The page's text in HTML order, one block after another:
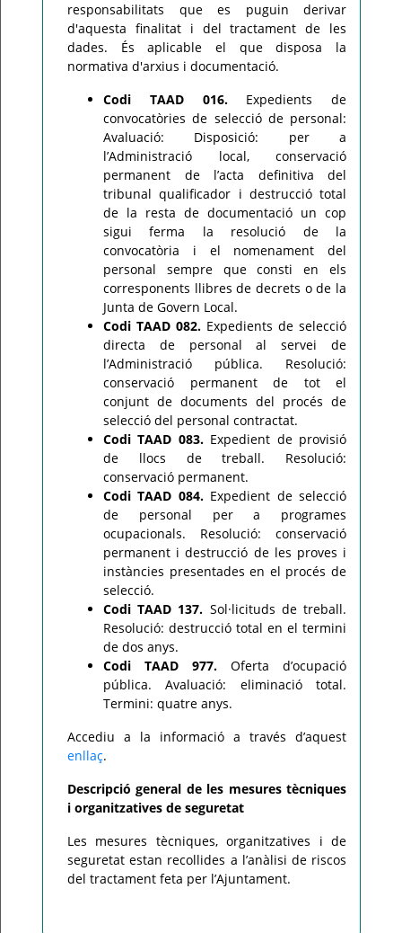
responsabilitats que es puguin derivar
d'aquesta finalitat i del tractament de les
dades. És aplicable el que disposa la
normativa d'arxius i documentació.
Codi TAAD 016.Expedients de
convocatòries de selecció de personal:
Avaluació: Disposició: per a
l’Administració local, conservació
permanent de l’acta definitiva del
tribunal qualificador i destrucció total
de la resta de documentació un cop
sigui ferma la resolució de la
convocatòria i el nomenament del
personal sempre que consti en els
corresponents llibres de decrets o de la
Junta de Govern Local.
Codi TAAD 082. Expedients de selecció
directa de personal al servei de
l’Administració pública. Resolució:
conservació permanent de tot el
conjunt de documents del procés de
selecció del personal contractat.
Codi TAAD 083.Expedient de provisió
de llocs de treball. Resolució:
conservació permanent.
Codi TAAD 084.Expedient de selecció
de personal per a programes
ocupacionals. Resolució: conservació
permanent i destrucció de les proves i
instàncies presentades en el procés de
selecció.
Codi TAAD 137. Sol·licituds de treball.
Resolució: destrucció total en el termini
de dos anys.
Codi TAAD 977. Oferta d’ocupació
pública. Avaluació: eliminació total.
Termini: quatre anys.
Accediu a la informació a través d’aquest
enllaç.
Descripció general de les mesures tècniques
i organitzatives de seguretat
Les mesures tècniques, organitzatives i de
seguretat estan recollides a l’anàlisi de riscos
del tractament feta per l’Ajuntament.